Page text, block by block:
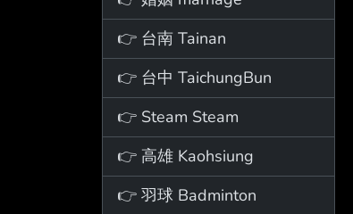
👉 台南 Tainan
👉 台中 TaichungBun
👉 Steam Steam
👉 高雄 Kaohsiung
👉 羽球 Badminton